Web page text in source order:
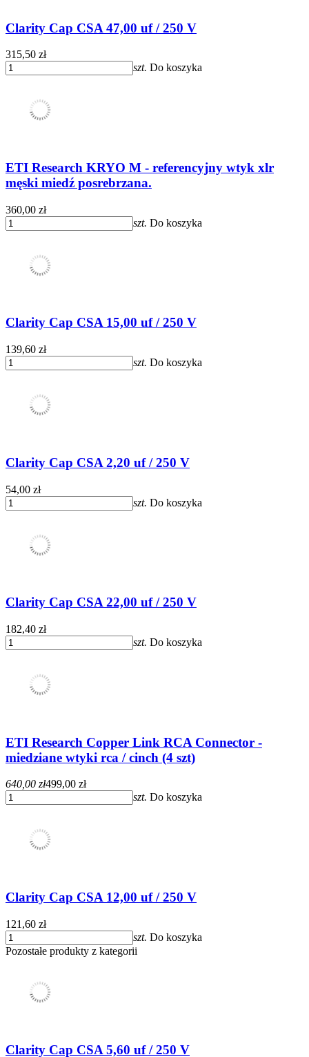
Clarity Cap CSA 47,00 uf / 250 V
315,50 zł
szt. Do koszyka
ETI Research KRYO M - referencyjny wtyk xlr
męski miedź posrebrzana.
360,00 zł
szt. Do koszyka
Clarity Cap CSA 15,00 uf / 250 V
139,60 zł
szt. Do koszyka
Clarity Cap CSA 2,20 uf / 250 V
54,00 zł
szt. Do koszyka
Clarity Cap CSA 22,00 uf / 250 V
182,40 zł
szt. Do koszyka
ETI Research Copper Link RCA Connector -
miedziane wtyki rca / cinch (4 szt)
640,00 zł499,00 zł
szt. Do koszyka
Clarity Cap CSA 12,00 uf / 250 V
121,60 zł
szt. Do koszyka
Pozostałe produkty z kategorii
Clarity Cap CSA 5,60 uf / 250 V